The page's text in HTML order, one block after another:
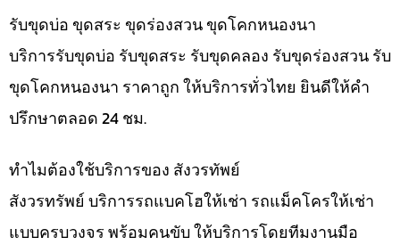
รับขุดบ่อ ขุดสระ ขุดร่องสวน ขุดโคกหนองนา
บริการรับขุดบ่อ รับขุดสระ รับขุดคลอง รับขุดร่องสวน รับ
ขุดโคกหนองนา ราคาถูก ให้บริการทั่วไทย ยินดีให้คำ
ปรึกษาตลอด 24 ชม.
ทำไมต้องใช้บริการของ สังวรทัพย์
สังวรทรัพย์ บริการรถแบคโฮให้เช่า รถแม็คโครให้เช่า
แบบครบวงจร พร้อมคนขับ ให้บริการโดยทีมงานมือ